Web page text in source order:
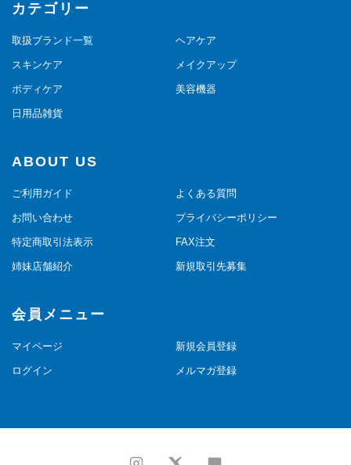
カテゴリー
取扱ブランド一覧 ヘアケア
スキンケア メイクアップ
ボディケア 美容機器
日用品雑貨
ABOUT US
ご利用ガイド よくある質問
お問い合わせ プライバシーポリシー
特定商取引法表示 FAX注文
姉妹店舗紹介 新規取引先募集
会員メニュー
マイページ 新規会員登録
ログイン メルマガ登録